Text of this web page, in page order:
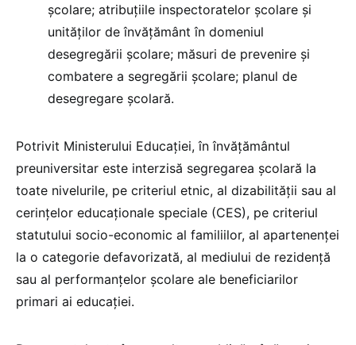
şcolare; atribuţiile inspectoratelor şcolare şi
unităţilor de învăţământ în domeniul
desegregării şcolare; măsuri de prevenire şi
combatere a segregării şcolare; planul de
desegregare şcolară.
Potrivit Ministerului Educaţiei, în învăţământul
preuniversitar este interzisă segregarea şcolară la
toate nivelurile, pe criteriul etnic, al dizabilităţii sau al
cerinţelor educaţionale speciale (CES), pe criteriul
statutului socio-economic al familiilor, al apartenenţei
la o categorie defavorizată, al mediului de rezidenţă
sau al performanţelor şcolare ale beneficiarilor
primari ai educaţiei.